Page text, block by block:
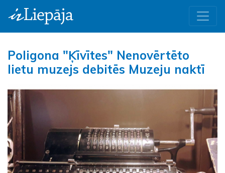
Poligona "Ķīvītes" Nenovērtēto
lietu muzejs debitēs Muzeju naktī